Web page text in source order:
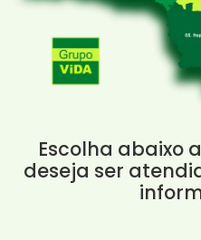
Escolha abaixo
deseja ser